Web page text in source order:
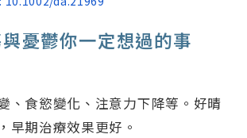
憂鬱你一定想過的事
、食慾變化、注意力下降等。好晴
早期治療效果更好。